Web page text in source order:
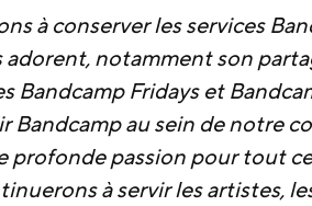
à conserver les services
adorent, notamment son
Bandcamp Fridays et
Bandcamp au sein de notre
profonde passion pour tout
à servir les artistes,